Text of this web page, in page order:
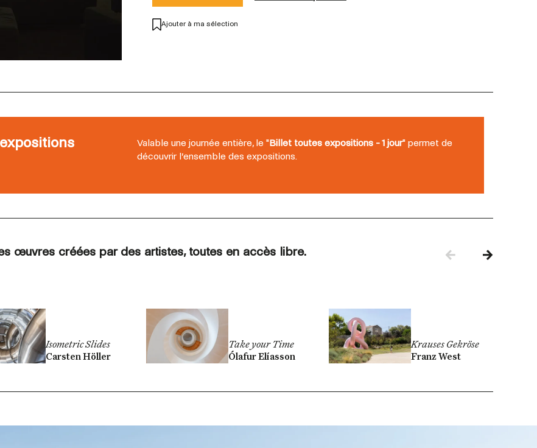
Ajouter à ma sélection
Valable une journée entière, le "Billet toutes expositions - 1 jour" permet de
découvrir l’ensemble des expositions.
œuvres créées par des artistes, toutes en accès libre.
Isometric Slides
Carsten Höller
Take your Time
Ólafur Elíasson
Krauses Gekröse
Franz West